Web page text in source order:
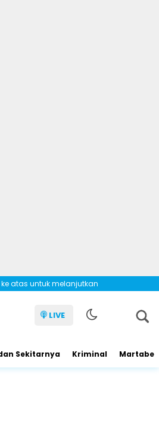
atas untuk melanjutkan
LIVE
Sekitarnya Kriminal Martabe